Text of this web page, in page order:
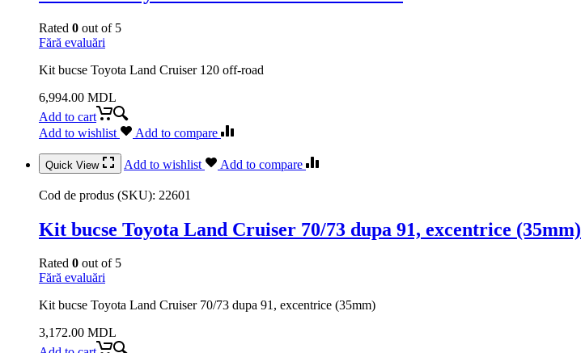
Rated 0 out of 5
Fără evaluări
Kit bucse Toyota Land Cruiser 120 off-road
6,994.00 MDL
Add to cart
Add to wishlist
Add to compare
Quick View Add to wishlist Add to compare
Cod de produs (SKU): 22601
Kit bucse Toyota Land Cruiser 70/73 dupa 91, excentrice (35mm)
Rated 0 out of 5
Fără evaluări
Kit bucse Toyota Land Cruiser 70/73 dupa 91, excentrice (35mm)
3,172.00 MDL